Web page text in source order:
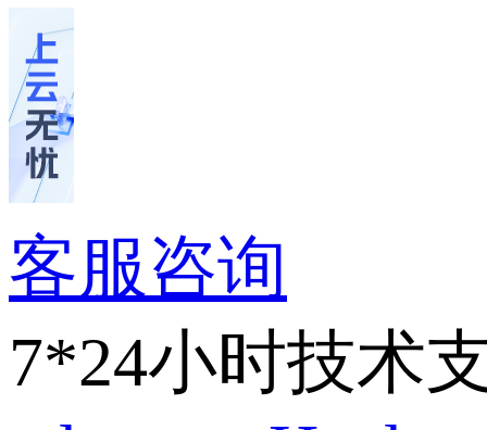
客服咨询
7*24小时技术